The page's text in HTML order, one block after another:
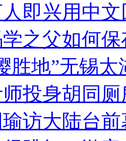
即兴用中
学之父如何
胜地”无锡
投身胡同
访大陆台